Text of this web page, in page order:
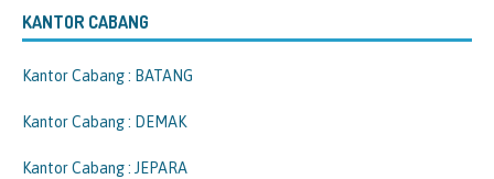
KANTOR CABANG
Kantor Cabang : BATANG
Kantor Cabang : DEMAK
Kantor Cabang : JEPARA